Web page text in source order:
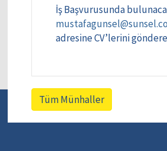
İş Başvurusunda
adresine CV’lerini
Tüm Münhaller